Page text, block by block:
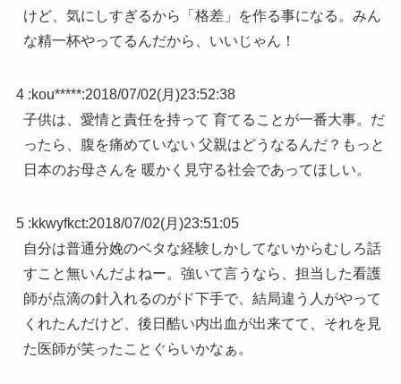
けど、気にしすぎるから「格差」を作る事になる。みん
な精一杯やってるんだから、いいじゃん！
4 :kou*****:2018/07/02(月)23:52:38
子供は、愛情と責任を持って 育てることが一番大事。だ
ったら、腹を痛めていない 父親はどうなるんだ？もっと
日本のお母さんを 暖かく見守る社会であってほしい。
5 :kkwyfkct:2018/07/02(月)23:51:05
自分は普通分娩のベタな経験しかしてないからむしろ話
すこと無いんだよねー。強いて言うなら、担当した看護
師が点滴の針入れるのがド下手で、結局違う人がやって
くれたんだけど、後日酷い内出血が出来てて、それを見
た医師が笑ったことぐらいかなぁ。